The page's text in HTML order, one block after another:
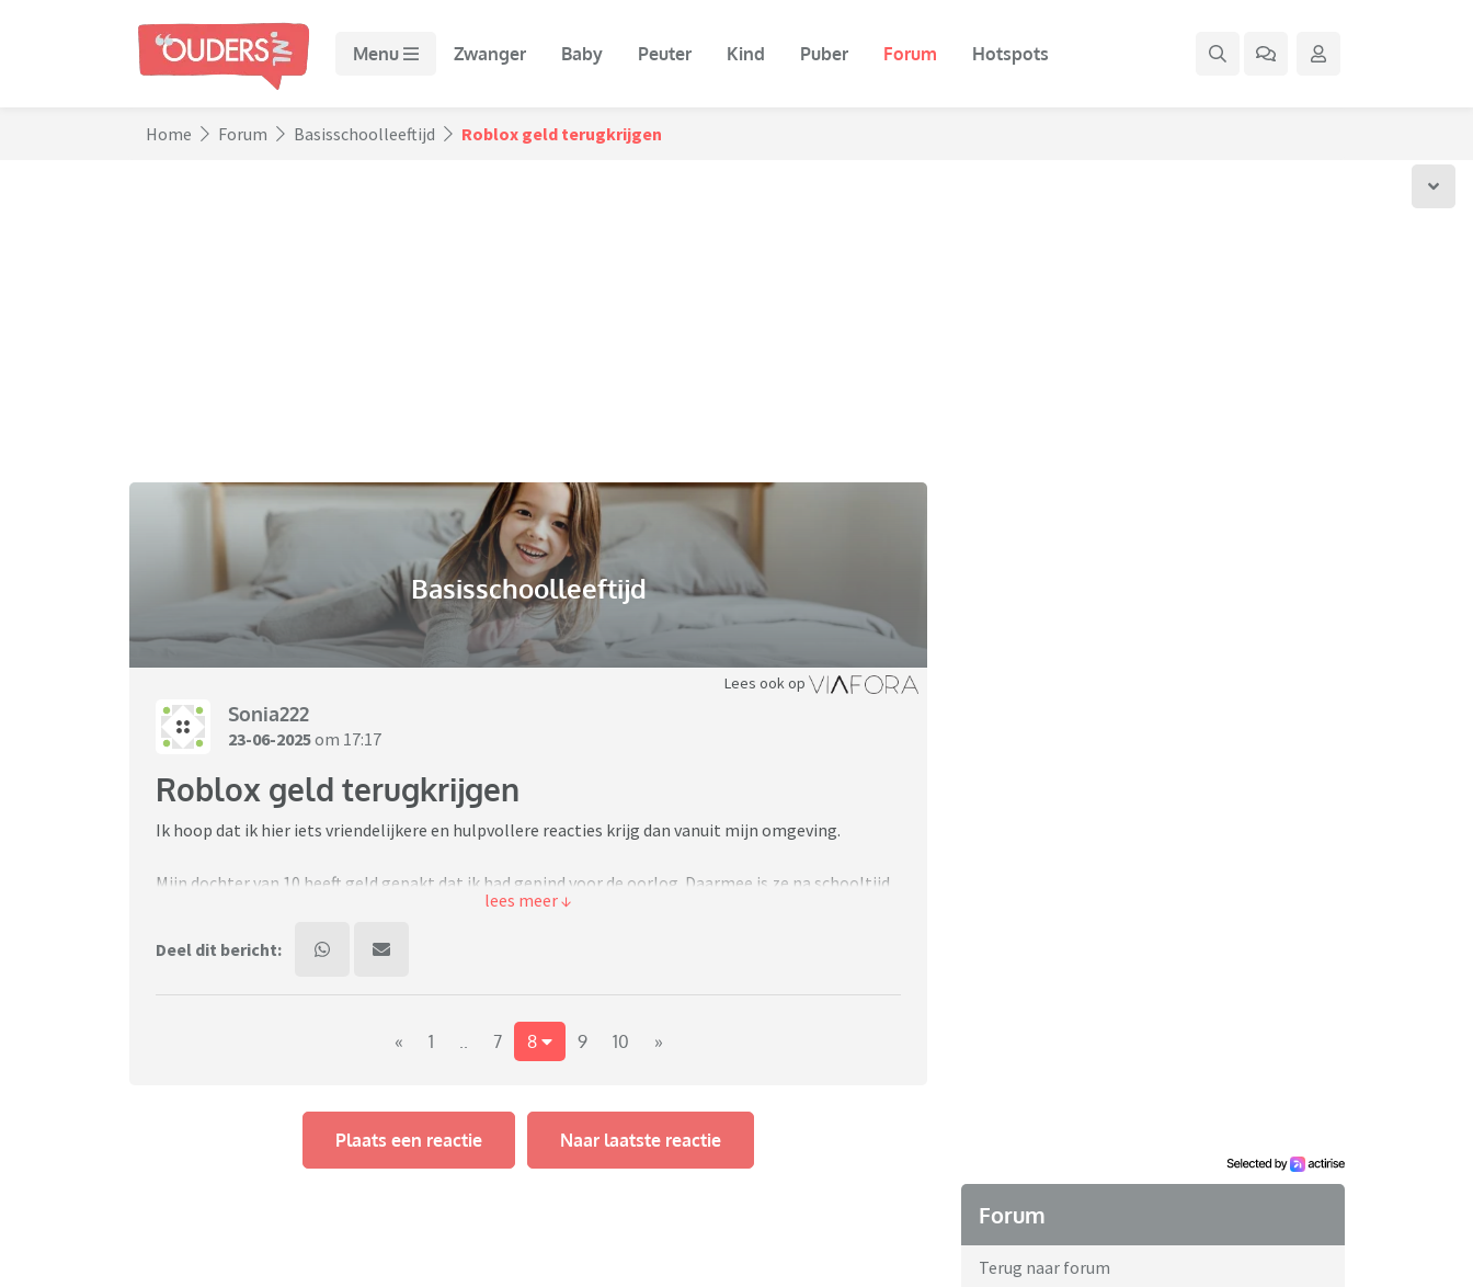
Menu Zwanger Baby Peuter Kind Puber Forum Hotspots
Home Forum Basisschoolleeftijd Roblox geld terugkrijgen
Basisschoolleeftijd
Lees ook op
Sonia222
23-06-2025om 17:17
Roblox geld terugkrijgen
Ik hoop dat ik hier iets vriendelijkere en hulpvollere reacties krijg dan vanuit mijn omgeving.
Mijn dochter van 10 heeft geld gepakt dat ik had gepind voor de oorlog. Daarmee is ze na schooltijd
de stad in gegaan en heeft ze Roblox kaarten gekocht zonder mijn toestemming.
niet teruggeven omdat er niks meer op staat. Roblox is slecht te bereiken en reageert nergens op.
Deel dit bericht:
« 1 .. 7 8 9 10 »
Plaats een reactie Naar laatste reactie
Forum
Terug naar forum